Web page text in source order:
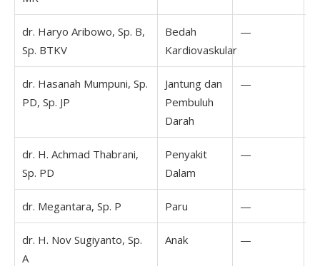
dr. Haryo Aribowo, Sp. B,
Sp. BTKV
Bedah
Kardiovaskular
—
dr. Hasanah Mumpuni, Sp.
PD, Sp. JP
Jantung dan
Pembuluh
Darah
—
dr. H. Achmad Thabrani,
Sp. PD
Penyakit
Dalam
—
dr. Megantara, Sp. P Paru —
dr. H. Nov Sugiyanto, Sp.
A
Anak —